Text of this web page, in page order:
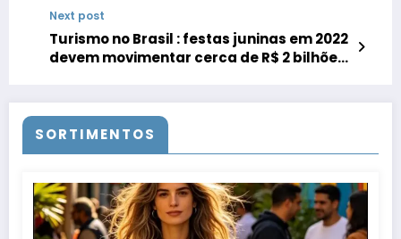
Next post
Turismo no Brasil : festas juninas em 2022
devem movimentar cerca de R$ 2 bilhões
SORTIMENTOS